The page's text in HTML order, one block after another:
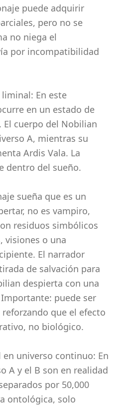
puede adquirir
pero no se
no niega el
por incompatibilidad
En este
en un estado de
cuerpo del Nobilian
A, mientras su
Ardis Vala. La
dentro del sueño.
sueña que es un
no es vampiro,
residuos simbólicos
visiones o una
El narrador
de salvación para
despierta con una
puede ser
que el efecto
no biológico.
universo continuo: En
A y el B son en realidad
por 50,000
ontológica, solo